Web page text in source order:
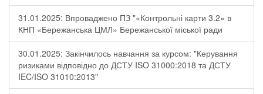
31.01.2025: Впроваджено ПЗ "«Контрольні карти 3.2» в
КНП «Бережанська ЦМЛ» Бережанської міської ради
30.01.2025: Закінчилось навчання за курсом: "Керування
ризиками відповідно до ДСТУ ISO 31000:2018 та ДСТУ
IEC/ISO 31010:2013"